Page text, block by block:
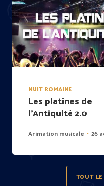
NUIT ROMAINE
Les platines de
l’Antiquité 2.0
Animation musicale • 26
TOUT